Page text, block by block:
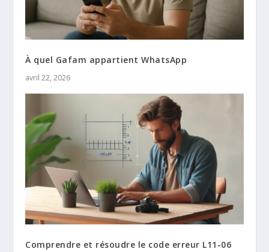
À quel Gafam appartient WhatsApp
avril 22, 2026
Comprendre et résoudre le code erreur L11-06